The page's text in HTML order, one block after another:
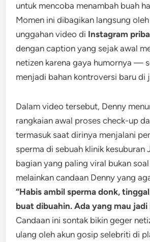
untuk mencoba menambah buah
Momen ini dibagikan langsung
unggahan video di Instagram
dengan caption yang sejak awal
netizen karena gaya humornya —
menjadi bahan kontroversi baru di
Dalam video tersebut, Denny
rangkaian awal proses check-up
termasuk saat dirinya menjalani
sperma di sebuah klinik kesuburan
bagian yang paling viral bukan
melainkan candaan Denny yang
“Habis ambil sperma donk,
buat dibuahin. Ada yang mau jadi
Candaan ini sontak bikin geger
ulang oleh akun gosip selebriti di